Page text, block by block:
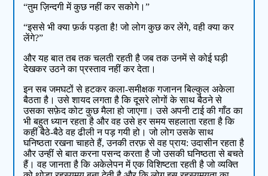
“तुम ज़िन्दगी में कुछ नहीं कर सकोगे।”
“इससे भी क्या फ़र्क पड़ता है! जो लोग कुछ कर लेंगे, वही क्या कर
लेंगे?”
और यह बात तब तक चलती रहती है जब तक उनमें से कोई घड़ी
देखकर उठने का प्रस्ताव नहीं कर देता।
इन सब जमघटों से हटकर कला-समीक्षक गजानन बिल्कुल अकेला
बैठता है। उसे शायद लगता है कि दूसरे लोगों के साथ बैठने से
उसका सफ़ेद कोट कुछ मैला हो जाएगा। उसे अपनी टाई की गाँठ का
भी बहुत ध्यान रहता है और वह उसे हर समय सहलाता रहता है कि
कहीं बैठे-बैठे वह ढीली न पड़ गयी हो। जो लोग उसके साथ
घनिष्ठता रखना चाहते हैं, उनकी तरफ़ से वह प्राय: उदासीन रहता है
और उन्हीं से बात करना पसन्द करता है जो उसकी घनिष्ठता से बचते
हैं। वह जानता है कि अकेलेपन में एक विशिष्टता रहती है जो व्यक्ति